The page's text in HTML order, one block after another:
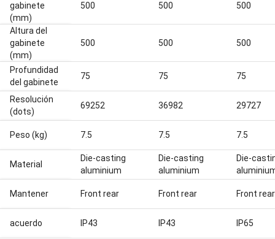
gabinete
(mm)
500 500 500
Altura del
gabinete
(mm)
500 500 500
Profundidad
del gabinete
75 75 75
Resolución
(dots)
69252 36982 29727
Peso (kg) 7.5 7.5 7.5
Material
Die-casting
aluminium
Die-casting
aluminium
Die-
Mantener Front rear Front rear Front rear
acuerdo IP43 IP43 IP65